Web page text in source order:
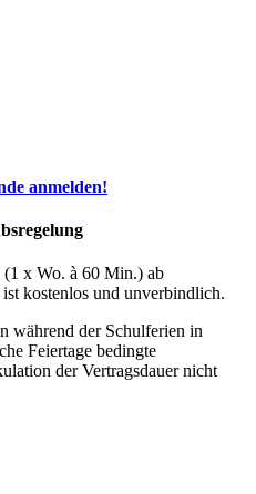
anmelden!
x Wo. à 60 Min.) ab
kostenlos und unverbindlich.
während der Schulferien in
Feiertage bedingte
der Vertragsdauer nicht